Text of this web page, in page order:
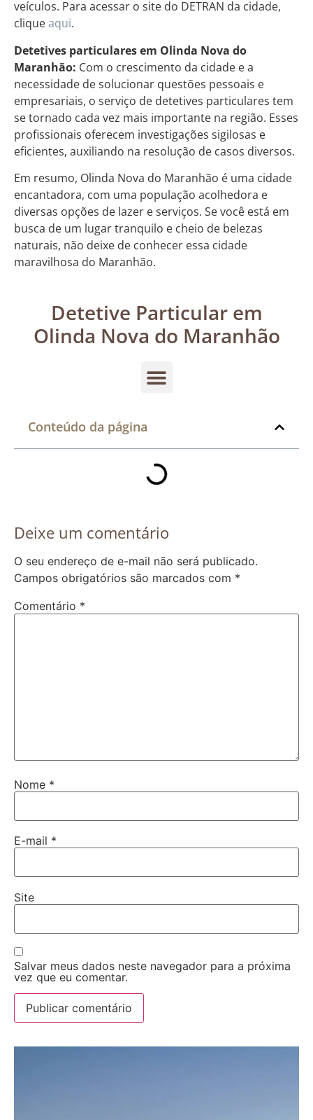
veículos. Para acessar o site do DETRAN da cidade,
cliqueaqui.
Detetives particulares em Olinda Nova do
Maranhão: Com o crescimento da cidade e a
necessidade de solucionar questões pessoais e
empresariais, o serviço de detetives particulares tem
se tornado cada vez mais importante na região. Esses
profissionais oferecem investigações sigilosas e
eficientes, auxiliando na resolução de casos diversos.
Em resumo, Olinda Nova do Maranhão é uma cidade
encantadora, com uma população acolhedora e
diversas opções de lazer e serviços. Se você está em
busca de um lugar tranquilo e cheio de belezas
naturais, não deixe de conhecer essa cidade
maravilhosa do Maranhão.
Detetive Particular em
Olinda Nova do Maranhão
Conteúdo da página
Deixe um comentário
O seu endereço de e-mail não será publicado.
Campos obrigatórios são marcados com *
Comentário *
Nome *
E-mail *
Site
Salvar meus dados neste navegador para a próxima
vez que eu comentar.